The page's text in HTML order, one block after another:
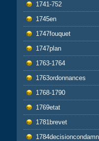
1741-752
1745en
1747fouquet
1747plan
1763-1764
1763ordonnances
1768-1790
1769etat
1781brevet